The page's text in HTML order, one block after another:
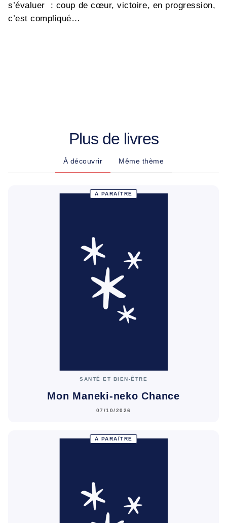
s’évaluer : coup de cœur, victoire, en progression,
c’est compliqué…
Plus de livres
À découvrir Même thème
À PARAÎTRE
SANTÉ ET BIEN-ÊTRE
Mon Maneki-neko Chance
07/10/2026
À PARAÎTRE